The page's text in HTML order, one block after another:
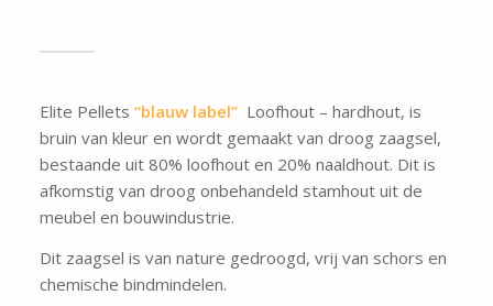
Elite Pellets “blauw label”Loofhout – hardhout, is
bruin van kleur en wordt gemaakt van droog zaagsel,
bestaande uit 80% loofhout en 20% naaldhout. Dit is
afkomstig van droog onbehandeld stamhout uit de
meubel en bouwindustrie.
Dit zaagsel is van nature gedroogd, vrij van schors en
chemische bindmindelen.